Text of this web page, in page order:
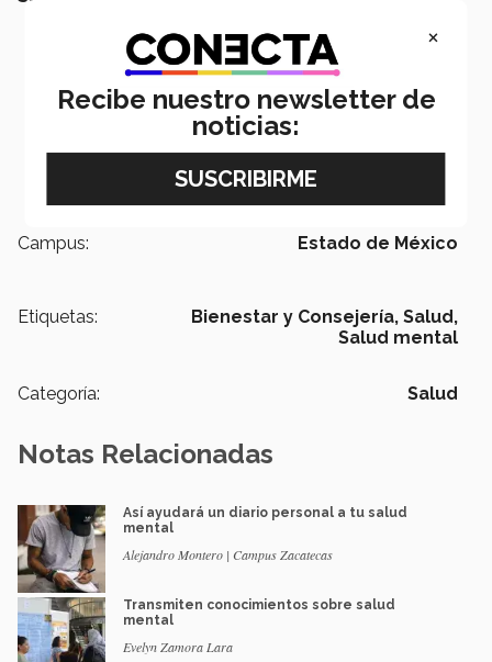
Campus: Estado de México
Etiquetas: Bienestar y Consejería, Salud,
Salud mental
Categoría: Salud
Notas Relacionadas
Así ayudará un diario personal a tu salud
mental
Alejandro Montero | Campus Zacatecas
Transmiten conocimientos sobre salud
mental
Evelyn Zamora Lara
×
Recibe nuestro newsletter de
noticias: